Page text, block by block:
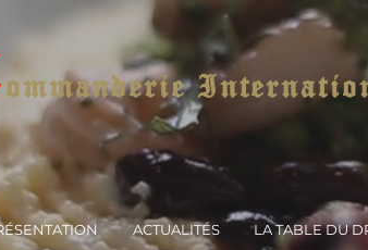
ommanderie
ACTUALITÉS LA TABLE DU